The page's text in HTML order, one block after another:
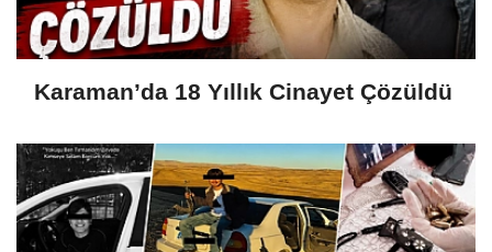
Karaman’da 18 Yıllık Cinayet Çözüldü